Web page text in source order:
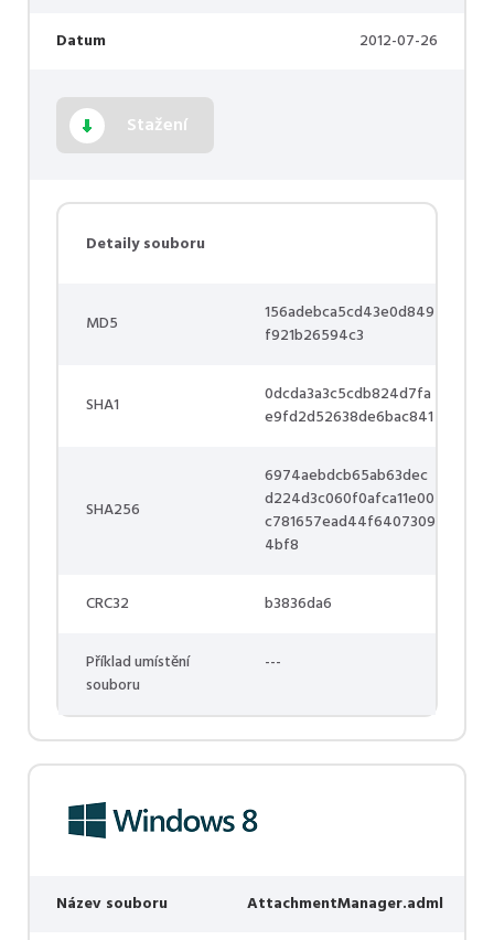
Datum 2012-07-26
Stažení
Detaily souboru
MD5
156adebca5cd43e0d849
f921b26594c3
SHA1
0dcda3a3c5cdb824d7fa
e9fd2d52638de6bac841
SHA256
6974aebdcb65ab63dec
d224d3c060f0afca11e00
c781657ead44f6407309
4bf8
CRC32 b3836da6
Příklad umístění
souboru
---
Název souboru AttachmentManager.adml